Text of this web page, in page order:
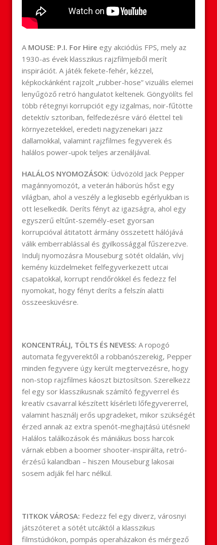
A MOUSE: P.I. For Hireegy akciódús FPS, mely az
1930-as évek klasszikus rajzfilmjeiből merít
inspirációt. A játék fekete-fehér, kézzel,
képkockánként rajzolt „rubber-hose” vizuális elemei
lenyűgöző retró hangulatot keltenek. Göngyölíts fel
több rétegnyi korrupciót egy izgalmas, noir-fűtötte
detektív sztoriban, felfedezésre váró élettel teli
környezetekkel, eredeti nagyzenekari jazz
dallamokkal, valamint rajzfilmes fegyverek és
halálos power-upok teljes arzenáljával.
HALÁLOS NYOMOZÁSOK: Üdvözöld Jack Pepper
magánnyomozót, a veterán háborús hőst egy
világban, ahol a veszély a legkisebb egérlyukban is
ott leselkedik. Deríts fényt az igazságra, ahol egy
egyszerű eltűnt-személy-eset gyorsan
korrupcióval átitatott ármány összetett hálójává
válik emberrablással és gyilkossággal fűszerezve.
Indulj nyomozásra Mouseburg sötét oldalán, vívj
kemény küzdelmeket felfegyverkezett utcai
csapatokkal, korrupt rendőrökkel és fedezz fel
nyomokat, hogy fényt deríts a felszín alatti
összeesküvésre.
KONCENTRÁLJ, TÖLTS ÉS NEVESS: A ropogó
automata fegyverektől a robbanószerekig, Pepper
minden fegyvere úgy került megtervezésre, hogy
non-stop rajzfilmes káoszt biztosítson. Szerelkezz
fel egy sor klasszikusnak számító fegyverrel és
kreatív csavarral készített kísérleti lőfegyvererrel,
valamint használj erős upgradeket, mikor szükségét
érzed annak az extra spenót-meghajtású ütésnek!
Halálos találkozások és mániákus boss harcok
várnak ebben a boomer shooter-inspirálta, retró-
érzésű kalandban – hiszen Mouseburg lakosai
sosem adják fel harc nélkül.
TITKOK VÁROSA: Fedezz fel egy diverz, városnyi
játszóteret a sötét utcáktól a klasszikus
filmstúdiókon, pompás operaházakon és mérgező